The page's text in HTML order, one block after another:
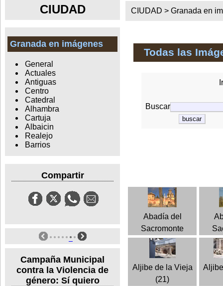
CIUDAD
Granada en imágenes
General
Actuales
Antiguas
Centro
Catedral
Alhambra
Cartuja
Albaicin
Realejo
Barrios
Compartir
Campaña Municipal
contra la Violencia de
género: Sí quiero
CIUDAD >Granada en
Todas las
Buscar
Abadía del
Sacromonte
Aljibe de la Vieja
(21)